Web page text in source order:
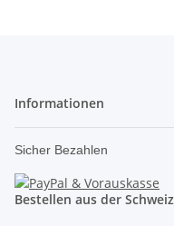
Informationen
Sicher Bezahlen
Bestellen aus der Schweiz